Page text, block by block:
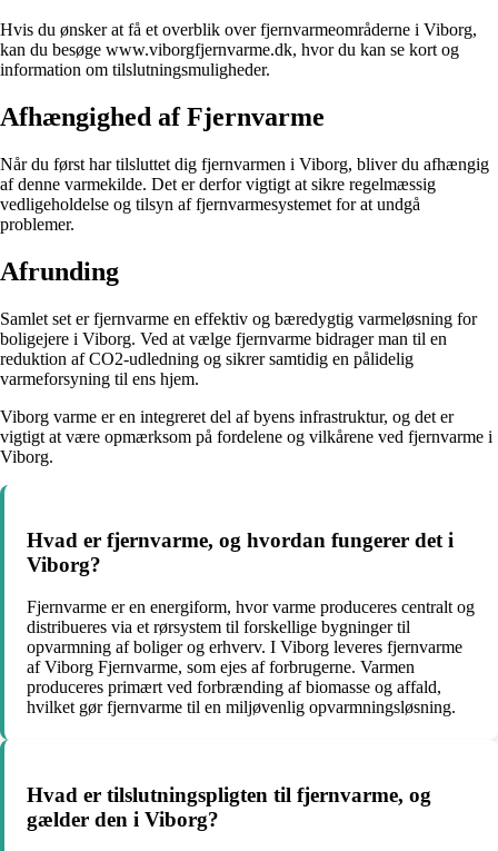
Hvis du ønsker at få et overblik over fjernvarmeområderne i Viborg,
kan du besøge www.viborgfjernvarme.dk, hvor du kan se kort og
information om tilslutningsmuligheder.
Afhængighed af Fjernvarme
Når du først har tilsluttet dig fjernvarmen i Viborg, bliver du afhængig
af denne varmekilde. Det er derfor vigtigt at sikre regelmæssig
vedligeholdelse og tilsyn af fjernvarmesystemet for at undgå
problemer.
Afrunding
Samlet set er fjernvarme en effektiv og bæredygtig varmeløsning for
boligejere i Viborg. Ved at vælge fjernvarme bidrager man til en
reduktion af CO2-udledning og sikrer samtidig en pålidelig
varmeforsyning til ens hjem.
Viborg varme er en integreret del af byens infrastruktur, og det er
vigtigt at være opmærksom på fordelene og vilkårene ved fjernvarme i
Viborg.
Hvad er fjernvarme, og hvordan fungerer det i
Viborg?
Fjernvarme er en energiform, hvor varme produceres centralt og
distribueres via et rørsystem til forskellige bygninger til
opvarmning af boliger og erhverv. I Viborg leveres fjernvarme
af Viborg Fjernvarme, som ejes af forbrugerne. Varmen
produceres primært ved forbrænding af biomasse og affald,
hvilket gør fjernvarme til en miljøvenlig opvarmningsløsning.
Hvad er tilslutningspligten til fjernvarme, og
gælder den i Viborg?